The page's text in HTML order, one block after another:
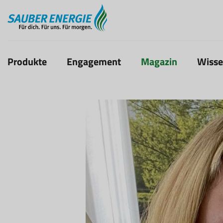
Produkte Engagement Magazin